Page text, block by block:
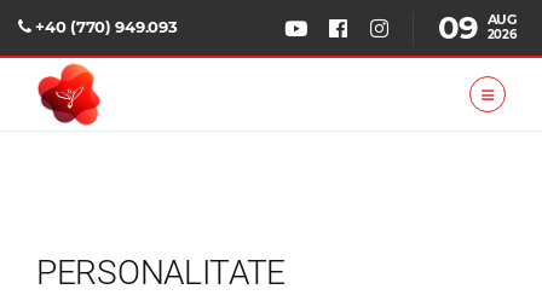
+40 (770) 949.093 09 AUG
2026
PERSONALITATE